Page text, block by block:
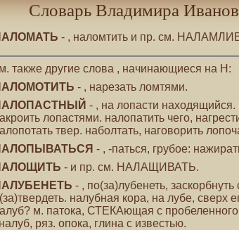
Словарь Владимира
- , наломтить и пр. см.
также другие слова , начинающиеся на Н:
- , нарезать ломтями.
- , на лопасти
лопастями. налопатить чего,
твер. наболтать, наговорить
- , -паться, грубое:
- и пр. см. НАЛАЩИВАТЬ.
- , по(за)лубенеть, заскорбнуть
налубная кора, на лубе, сверх
м. патока, СТЕКАющая с
налуб, ряз. опока, глина с известью.